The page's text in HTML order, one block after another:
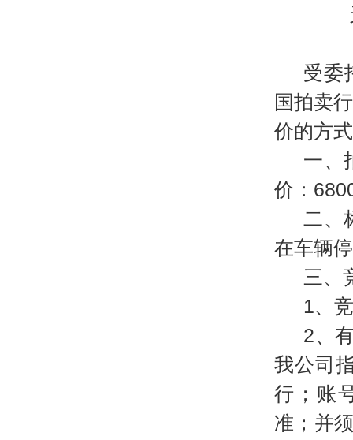
受委
国拍卖
价的方
一、
价：
二、
在车辆
三、
1、
2、
我公司
行；账
准；并